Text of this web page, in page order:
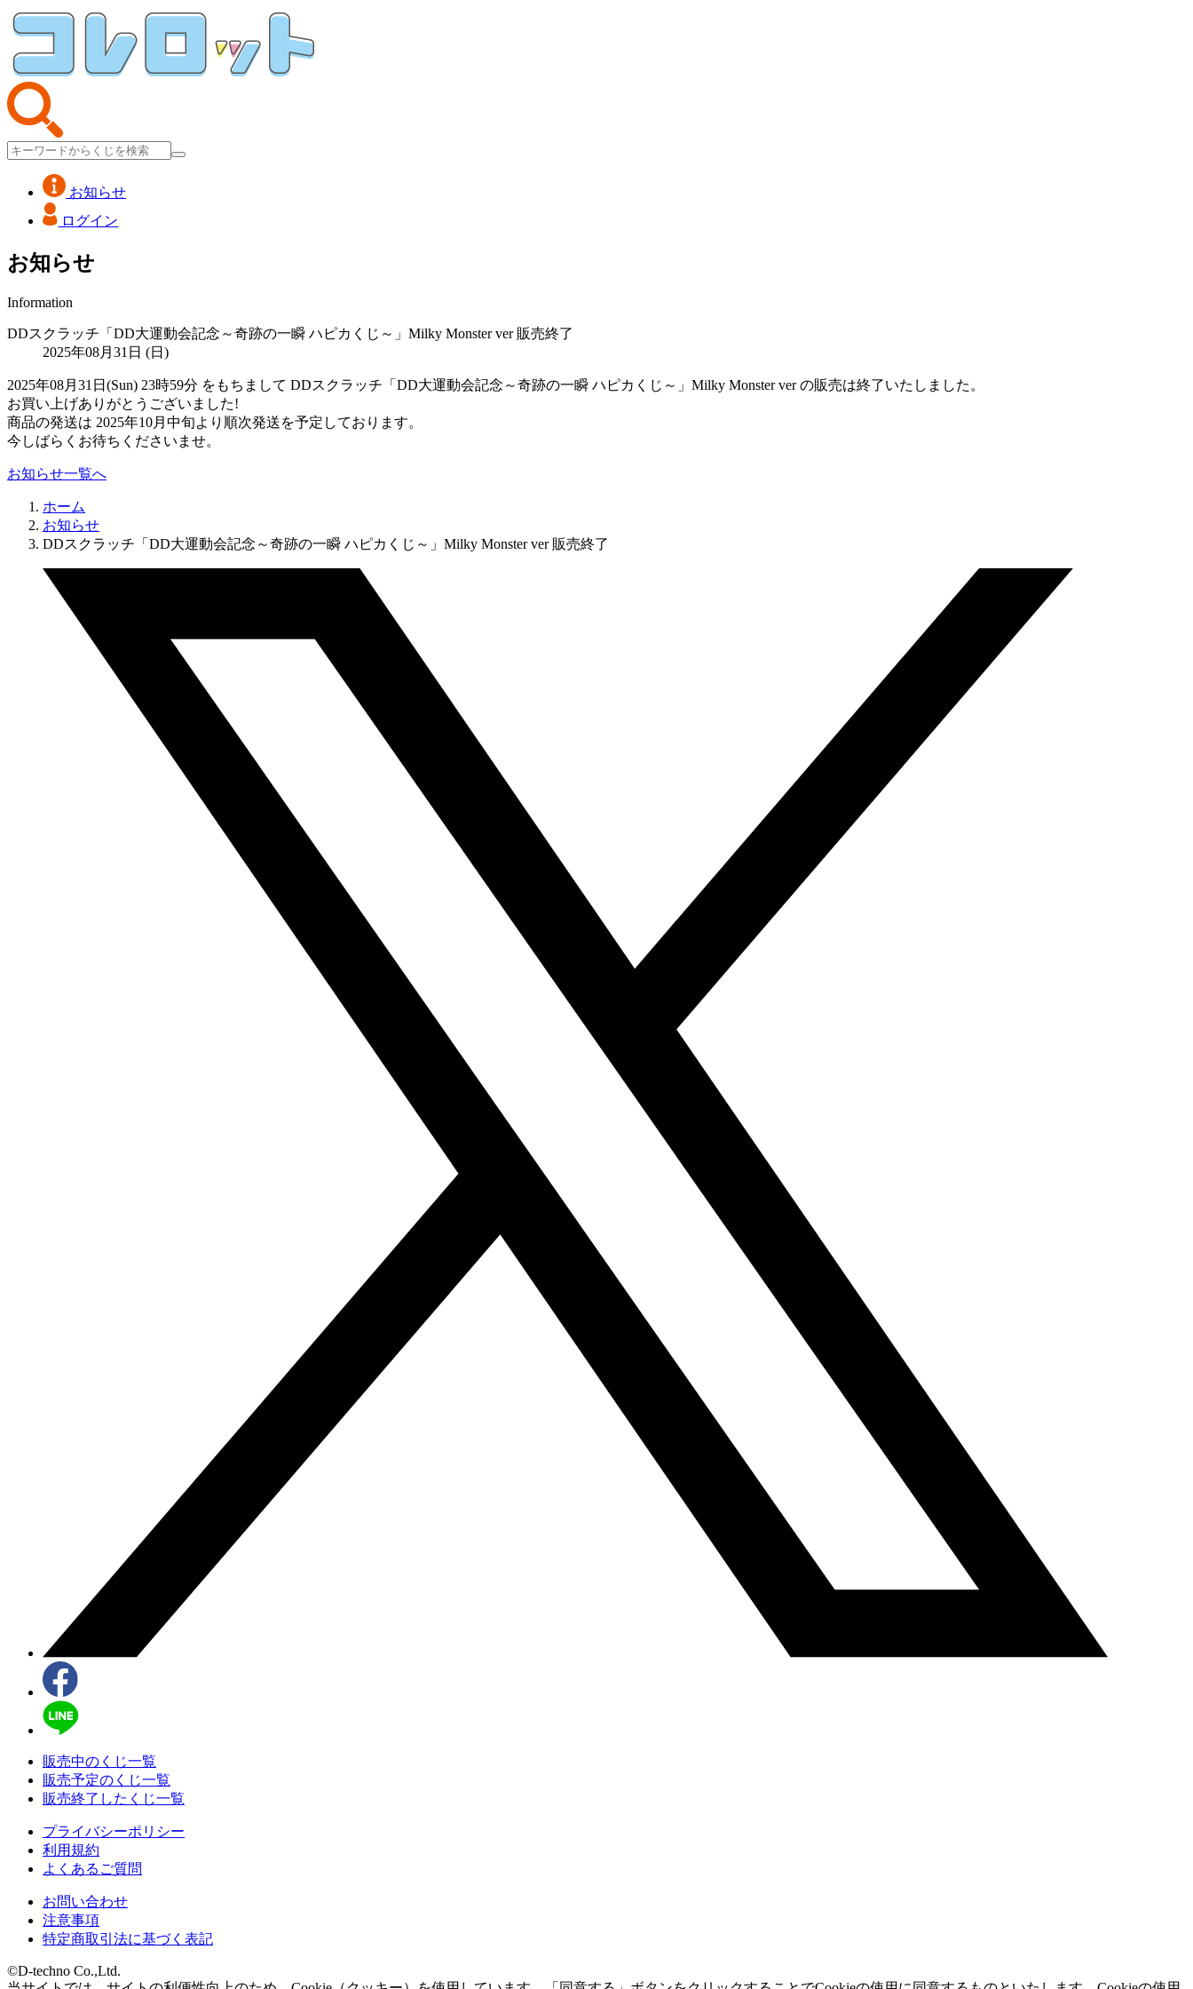
お知らせ
ログイン
お知らせ
Information
DDスクラッチ「DD大運動会記念～奇跡の一瞬 ハピカくじ～」Milky Monster ver 販売終了
2025年08月31日 (日)
2025年08月31日(Sun) 23時59分 をもちまして DDスクラッチ「DD大運動会記念～奇跡の一瞬 ハピカくじ～」Milky Monster ver の販売は終了いたしました。
お買い上げありがとうございました!
商品の発送は 2025年10月中旬より順次発送を予定しております。
今しばらくお待ちくださいませ。
お知らせ一覧へ
ホーム
お知らせ
DDスクラッチ「DD大運動会記念～奇跡の一瞬 ハピカくじ～」Milky Monster ver 販売終了
販売中のくじ一覧
販売予定のくじ一覧
販売終了したくじ一覧
プライバシーポリシー
利用規約
よくあるご質問
お問い合わせ
注意事項
特定商取引法に基づく表記
©D-techno Co.,Ltd.